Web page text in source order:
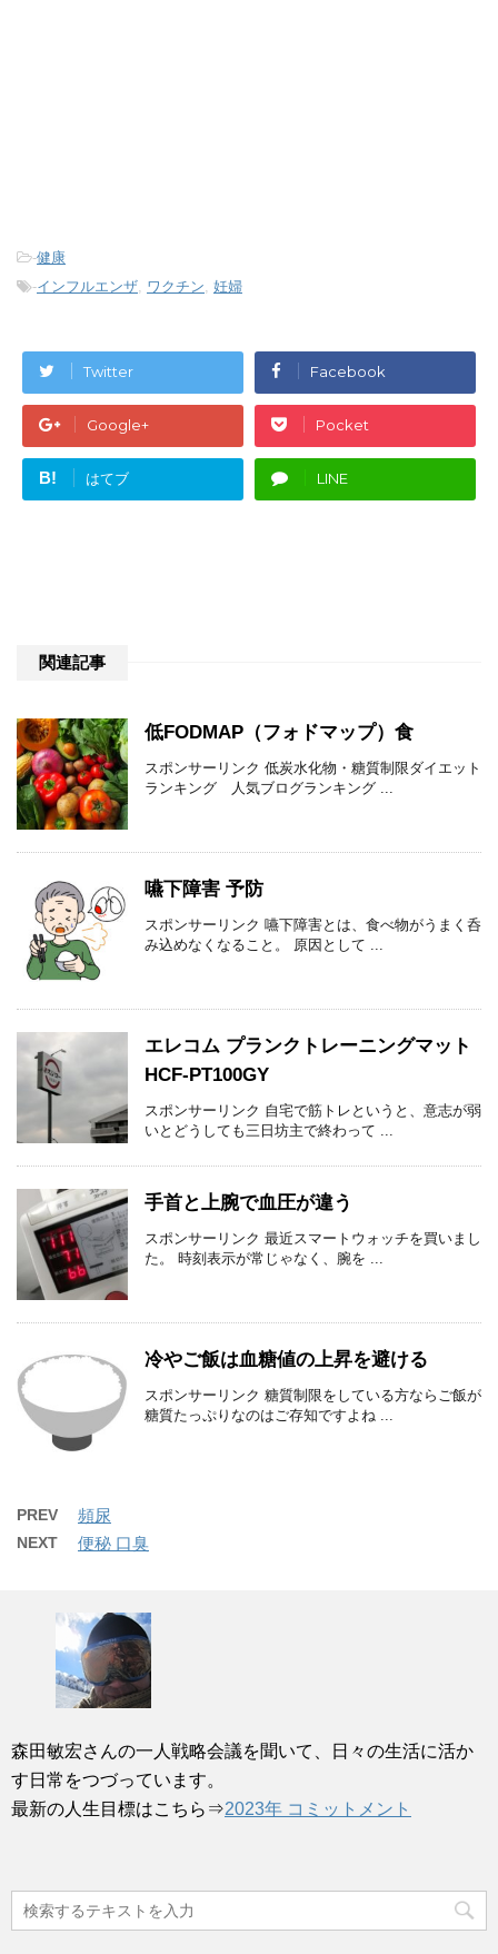
-健康
-インフルエンザ ワクチン 妊婦
Twitter Facebook
Google+ Pocket
B! はてブ LINE
関連記事
低FODMAP（フォドマップ）食
スポンサーリンク 低炭水化物・糖質制限ダイエット
ランキング 人気ブログランキング ...
嚥下障害 予防
スポンサーリンク 嚥下障害とは、食べ物がうまく呑
み込めなくなること。 原因として ...
エレコム プランクトレーニングマット
HCF-PT100GY
スポンサーリンク 自宅で筋トレというと、意志が弱
いとどうしても三日坊主で終わって ...
手首と上腕で血圧が違う
スポンサーリンク 最近スマートウォッチを買いまし
た。 時刻表示が常じゃなく、腕を ...
冷やご飯は血糖値の上昇を避ける
スポンサーリンク 糖質制限をしている方ならご飯が
糖質たっぷりなのはご存知ですよね ...
PREV 頻尿
NEXT 便秘 口臭
森田敏宏さんの一人戦略会議を聞いて、日々の生活に活か
す日常をつづっています。
最新の人生目標はこちら⇒2023年 コミットメント